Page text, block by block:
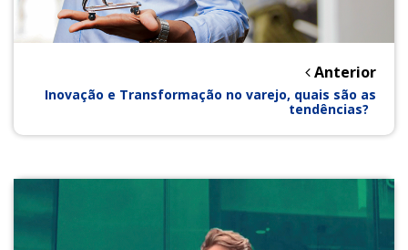
Anterior
Inovação e Transformação no varejo, quais são as
tendências?